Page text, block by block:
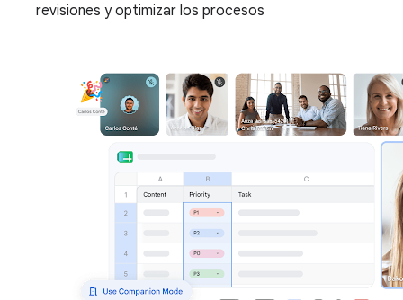
revisiones y optimizar los procesos